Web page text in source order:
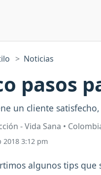
Noticias
pasos
un cliente
- Vida Sana •
2018 3:12 pm